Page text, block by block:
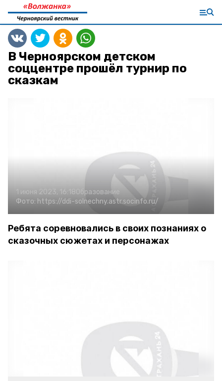
В Черноярском детском
соццентре прошёл турнир по
сказкам
1 июня 2023, 16:18Образование
Фото: https://ddi-solnechny.astr.socinfo.ru/
Ребята соревновались в своих познаниях о
сказочных сюжетах и персонажах